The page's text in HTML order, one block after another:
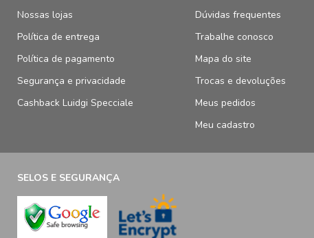
Nossas lojas
Política de entrega
Política de pagamento
Segurança e privacidade
Cashback Luidgi Specciale
Dúvidas frequentes
Trabalhe conosco
Mapa do site
Trocas e devoluções
Meus pedidos
Meu cadastro
SELOS E SEGURANÇA